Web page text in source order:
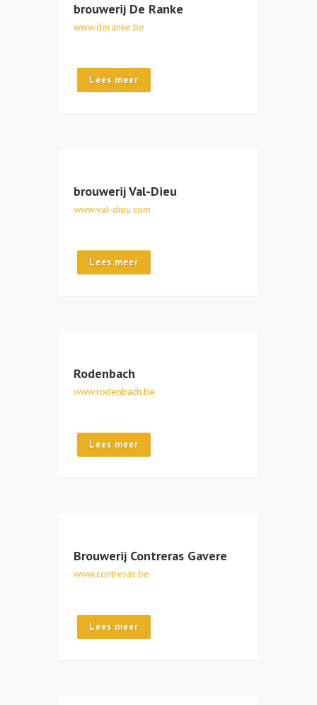
brouwerij De Ranke
www.deranke.be
Lees meer
brouwerij Val-Dieu
www.val-dieu.com
Lees meer
Rodenbach
www.rodenbach.be
Lees meer
Brouwerij Contreras Gavere
www.contreras.be
Lees meer